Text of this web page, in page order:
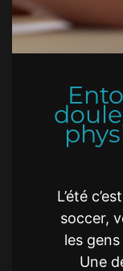
L’été
soccer,
les
Une